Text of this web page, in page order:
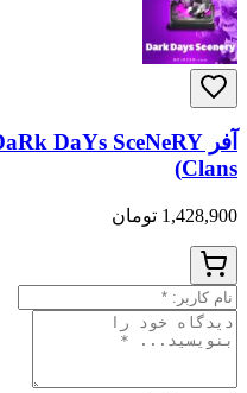
Clans)
1,428,900 تومان